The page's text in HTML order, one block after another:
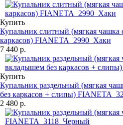
Купить
Купальник слитный (мягкая чашка
каркасов) FIANETA_2990_Хаки
7 440 р.
Купить
Купальник раздельный (мягкая
без каркасов + слипы)
2 480 р.